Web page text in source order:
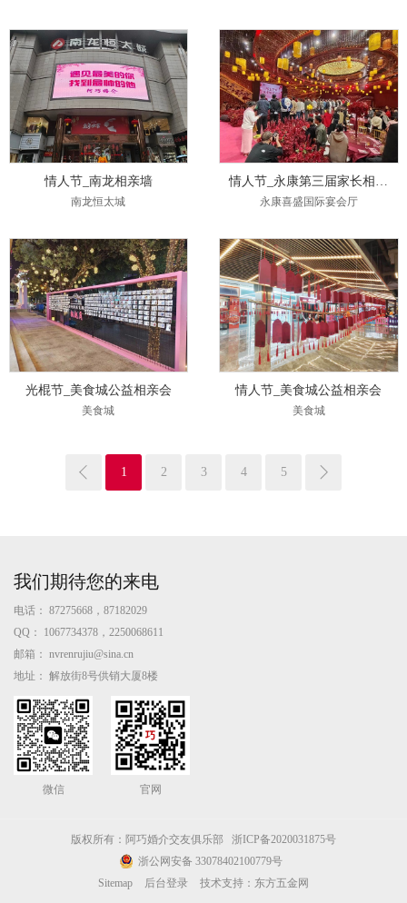
情人节_南龙相亲墙
南龙恒太城
情人节_永康第三届家长相亲会
永康喜盛国际宴会厅
光棍节_美食城公益相亲会
美食城
情人节_美食城公益相亲会
美食城
1 2 3 4 5
我们期待您的来电
电话： 87275668，87182029
QQ：
1067734378，2250068611
邮箱： nvrenrujiu@sina.cn
地址： 解放街8号供销大厦8楼
微信 官网
版权所有：阿巧婚介交友俱乐部
浙ICP备2020031875号
浙公网安备 33078402100779号
Sitemap
后台登录 技术支持：东方五金网